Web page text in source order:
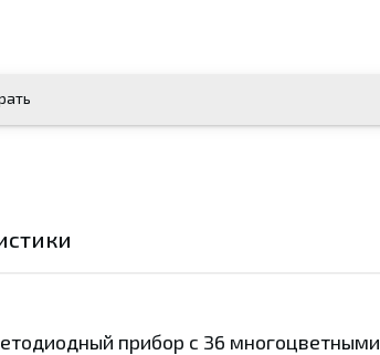
прибор с 36 многоцветными